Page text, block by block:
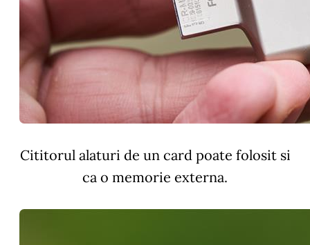
Cititorul alaturi de un card poate folosit si
ca o memorie externa.